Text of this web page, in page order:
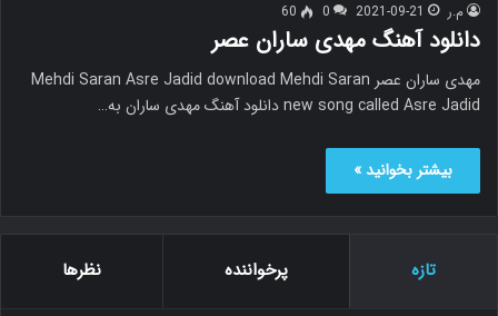
م.ر 2021-09-21
0
60
دانلود آهنگ مهدی ساران عصر
مهدی ساران عصر Mehdi Saran Asre Jadid download Mehdi Saran
new song called Asre Jadid دانلود آهنگ مهدی ساران به…
بیشتر بخوانید »
تازه پرخواننده نظرها